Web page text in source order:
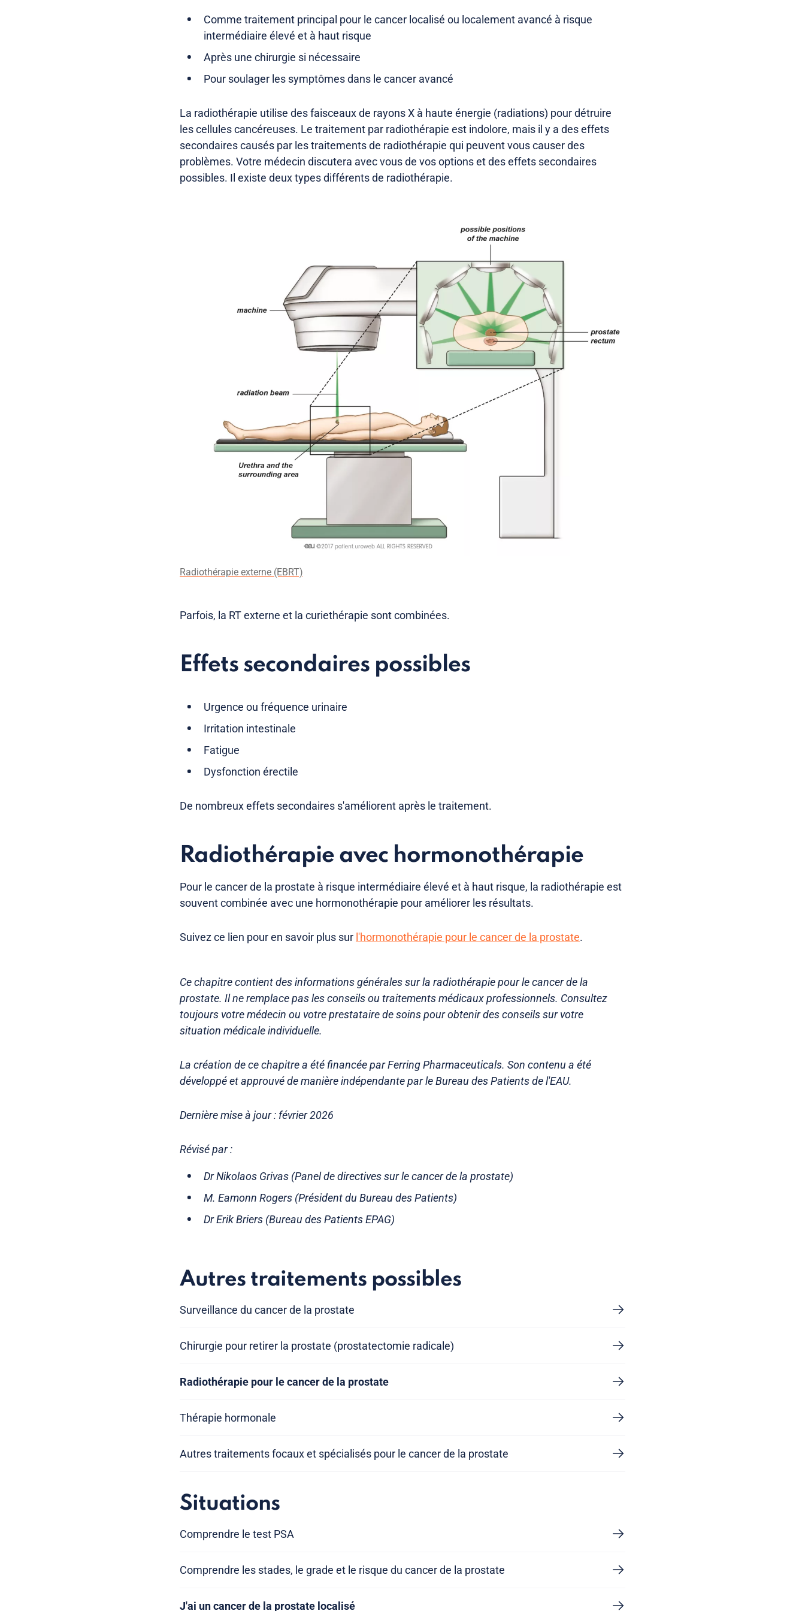
Comme traitement principal pour le cancer localisé ou localement avancé à risque
intermédiaire élevé et à haut risque
Après une chirurgie si nécessaire
Pour soulager les symptômes dans le cancer avancé
La radiothérapie utilise des faisceaux de rayons X à haute énergie (radiations) pour détruire
les cellules cancéreuses. Le traitement par radiothérapie est indolore, mais il y a des effets
secondaires causés par les traitements de radiothérapie qui peuvent vous causer des
problèmes. Votre médecin discutera avec vous de vos options et des effets secondaires
possibles. Il existe deux types différents de radiothérapie.
Radiothérapie externe (EBRT)
Parfois, la RT externe et la curiethérapie sont combinées.
Effets secondaires possibles
Urgence ou fréquence urinaire
Irritation intestinale
Fatigue
Dysfonction érectile
De nombreux effets secondaires s'améliorent après le traitement.
Radiothérapie avec hormonothérapie
Pour le cancer de la prostate à risque intermédiaire élevé et à haut risque, la radiothérapie est
souvent combinée avec une hormonothérapie pour améliorer les résultats.
Suivez ce lien pour en savoir plus sur l'hormonothérapie pour le cancer de la prostate.
Ce chapitre contient des informations générales sur la radiothérapie pour le cancer de la
prostate. Il ne remplace pas les conseils ou traitements médicaux professionnels. Consultez
toujours votre médecin ou votre prestataire de soins pour obtenir des conseils sur votre
situation médicale individuelle.
La création de ce chapitre a été financée par Ferring Pharmaceuticals. Son contenu a été
développé et approuvé de manière indépendante par le Bureau des Patients de l'EAU.
Dernière mise à jour : février 2026
Révisé par :
Dr Nikolaos Grivas (Panel de directives sur le cancer de la prostate)
M. Eamonn Rogers (Président du Bureau des Patients)
Dr Erik Briers (Bureau des Patients EPAG)
Autres traitements possibles
Surveillance du cancer de la prostate
Chirurgie pour retirer la prostate (prostatectomie radicale)
Radiothérapie pour le cancer de la prostate
Thérapie hormonale
Autres traitements focaux et spécialisés pour le cancer de la prostate
Situations
Comprendre le test PSA
Comprendre les stades, le grade et le risque du cancer de la prostate
J'ai un cancer de la prostate localisé